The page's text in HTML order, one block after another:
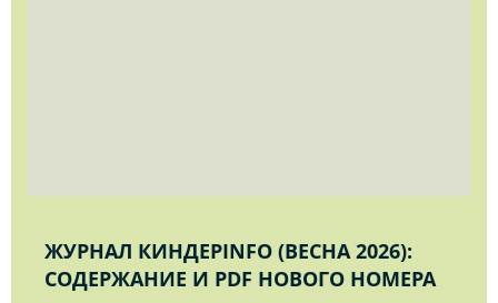
ЖУРНАЛ КИНДЕРINFO (ВЕСНА 2026):
СОДЕРЖАНИЕ И PDF НОВОГО НОМЕРА